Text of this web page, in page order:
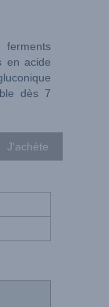
en acide
dès 7